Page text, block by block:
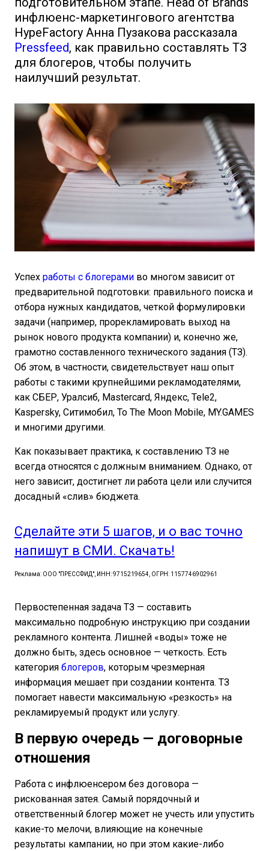
инфлюенс-маркетингового агентства
HypeFactory Анна Пузакова рассказала
Pressfeed, как правильно составлять ТЗ
для блогеров, чтобы получить
наилучший результат.
Успех работы с блогерами во многом зависит от
предварительной подготовки: правильного поиска и
отбора нужных кандидатов, четкой формулировки
задачи (например, прорекламировать выход на
рынок нового продукта компании) и, конечно же,
грамотно составленного технического задания (ТЗ).
Об этом, в частности, свидетельствует наш опыт
работы с такими крупнейшими рекламодателями,
как СБЕР, Уралсиб, Mastercard, Яндекс, Tele2,
Kaspersky, Ситимобил, To The Moon Mobile, MY.GAMES
и многими другими.
Как показывает практика, к составлению ТЗ не
всегда относятся с должным вниманием. Однако, от
него зависит, достигнет ли работа цели или случится
досадный «слив» бюджета.
Сделайте эти 5 шагов, и о вас точно
напишут в СМИ. Скачать!
Реклама: ООО "ПРЕССФИД", ИНН: 9715219654, ОГРН: 1157746902961
Первостепенная задача ТЗ — составить
максимально подробную инструкцию при создании
рекламного контента. Лишней «воды» тоже не
должно быть, здесь основное — четкость. Есть
категория блогеров, которым чрезмерная
информация мешает при создании контента. ТЗ
помогает навести максимальную «резкость» на
рекламируемый продукт или услугу.
В первую очередь — договорные
отношения
Работа с инфлюенсером без договора —
рискованная затея. Самый порядочный и
ответственный блогер может не учесть или упустить
какие-то мелочи, влияющие на конечные
результаты кампании, но при этом какие-либо